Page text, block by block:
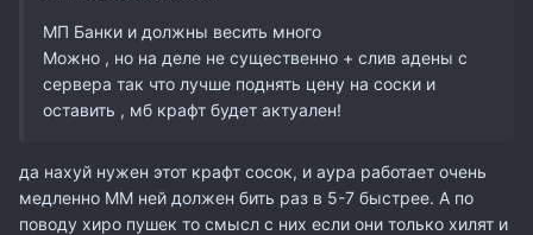
МП Банки и должны весить много
Можно , но на деле не существенно + слив адены с
сервера так что лучше поднять цену на соски и
оставить , мб крафт будет актуален!
да нахуй нужен этот крафт сосок, и аура работает очень
медленно ММ ней должен бить раз в 5-7 быстрее. А по
поводу хиро пушек то смысл с них если они только хилят и